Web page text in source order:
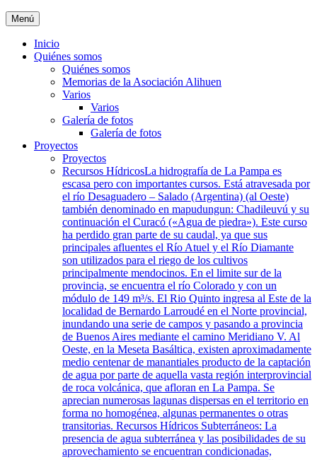
Menú
Inicio
Quiénes somos
Quiénes somos
Memorias de la Asociación Alihuen
Varios
Varios
Galería de fotos
Galería de fotos
Proyectos
Proyectos
Recursos HídricosLa hidrografía de La Pampa es
escasa pero con importantes cursos. Está atravesada por
el río Desaguadero – Salado (Argentina) (al Oeste)
también denominado en mapudungun: Chadileuvú y su
continuación el Curacó («Agua de piedra»). Este curso
ha perdido gran parte de su caudal, ya que sus
principales afluentes el Río Atuel y el Río Diamante
son utilizados para el riego de los cultivos
principalmente mendocinos. En el limite sur de la
provincia, se encuentra el río Colorado y con un
módulo de 149 m³/s. El Rio Quinto ingresa al Este de la
localidad de Bernardo Larroudé en el Norte provincial,
inundando una serie de campos y pasando a provincia
de Buenos Aires mediante el camino Meridiano V. Al
Oeste, en la Meseta Basáltica, existen aproximadamente
medio centenar de manantiales producto de la captación
de agua por parte de aquella vasta región interprovincial
de roca volcánica, que afloran en La Pampa. Se
aprecian numerosas lagunas dispersas en el territorio en
forma no homogénea, algunas permanentes o otras
transitorias. Recursos Hídricos Subterráneos: La
presencia de agua subterránea y las posibilidades de su
aprovechamiento se encuentran condicionadas,